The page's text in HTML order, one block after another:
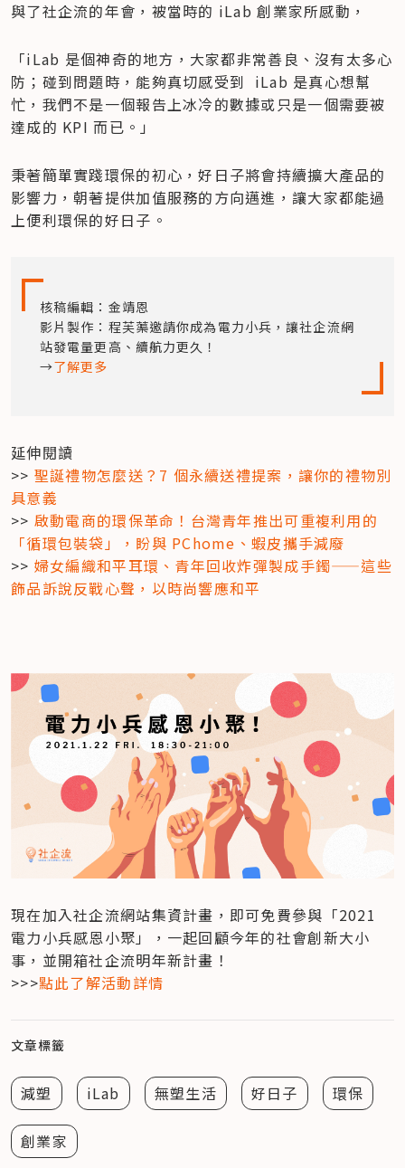
與了社企流的年會，被當時的 iLab 創業家所感動，
「iLab 是個神奇的地方，大家都非常善良、沒有太多心
防；碰到問題時，能夠真切感受到  iLab 是真心想幫
忙，我們不是一個報告上冰冷的數據或只是一個需要被
達成的 KPI 而已。」
秉著簡單實踐環保的初心，好日子將會持續擴大產品的
影響力，朝著提供加值服務的方向邁進，讓大家都能過
上便利環保的好日子。
核稿編輯：金靖恩
影片製作：程芙蕖邀請你成為電力小兵，讓社企流網
站發電量更高、續航力更久！
→了解更多
延伸閱讀
>> 聖誕禮物怎麼送？7 個永續送禮提案，讓你的禮物別
具意義
>> 啟動電商的環保革命！台灣青年推出可重複利用的
「循環包裝袋」，盼與 PChome、蝦皮攜手減廢
>> 婦女編織和平耳環、青年回收炸彈製成手鐲——這些
飾品訴說反戰心聲，以時尚響應和平
現在加入社企流網站集資計畫，即可免費參與「2021
電力小兵感恩小聚」，一起回顧今年的社會創新大小
事，並開箱社企流明年新計畫！
>>>點此了解活動詳情
文章標籤
減塑 iLab 無塑生活 好日子 環保
創業家